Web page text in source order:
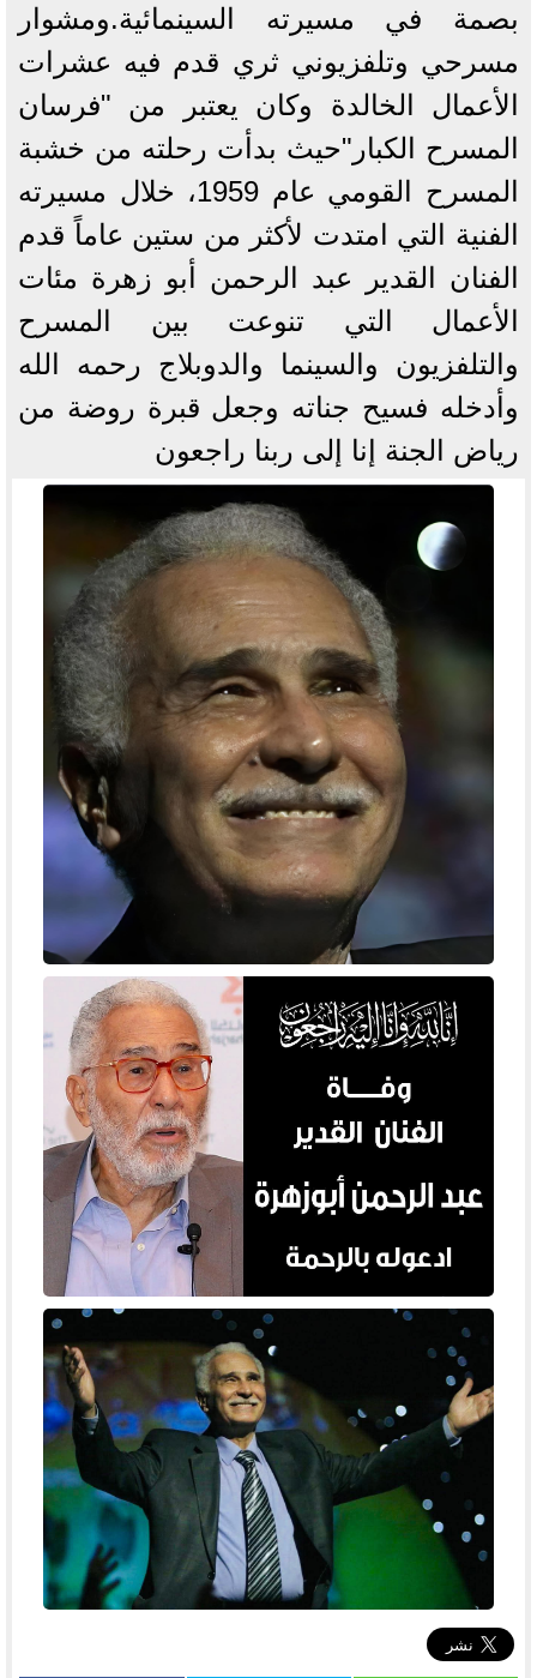
بصمة في مسيرته السينمائية.ومشوار
مسرحي وتلفزيوني ثري قدم فيه عشرات
الأعمال الخالدة وكان يعتبر من "فرسان
المسرح الكبار"حيث بدأت رحلته من خشبة
المسرح القومي عام 1959، خلال مسيرته
الفنية التي امتدت لأكثر من ستين عاماً قدم
الفنان القدير عبد الرحمن أبو زهرة مئات
الأعمال التي تنوعت بين المسرح
والتلفزيون والسينما والدوبلاج رحمه الله
وأدخله فسيح جناته وجعل قبرة روضة من
رياض الجنة إنا إلى ربنا راجعون